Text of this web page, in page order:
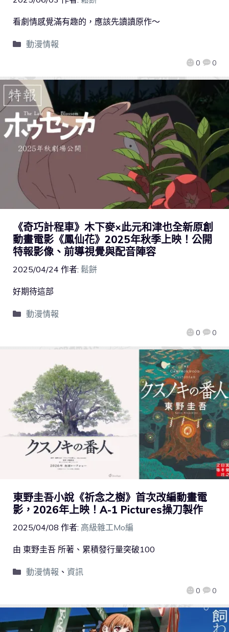
0 0
看劇情感覺滿有趣的，應該先讀讀原作～
動漫情報
《奇巧計程車》木下麥×此元和津也全新原創
動畫電影《鳳仙花》2025年秋季上映！公開
特報影像、前導視覺與配音陣容
2025/04/24 作者: 鬆餅
0 0
好期待這部
動漫情報
東野圭吾小說《祈念之樹》首次改編動畫電
影，2026年上映！A-1 Pictures操刀製作
2025/04/08 作者: 高級雜工Mo編
0 0
由 東野圭吾 所著、累積發行量突破100
動漫情報 、 資訊